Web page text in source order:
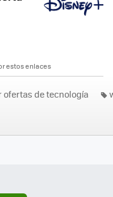
estos enlaces
ofertas de tecnología